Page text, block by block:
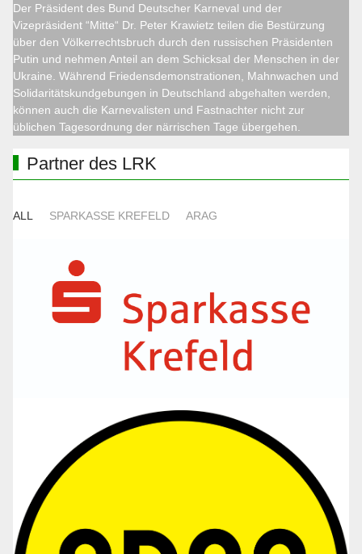
Der Präsident des Bund Deutscher Karneval und der
Vizepräsident “Mitte“ Dr. Peter Krawietz teilen die Bestürzung
über den Völkerrechtsbruch durch den russischen Präsidenten
Putin und nehmen Anteil an dem Schicksal der Menschen in der
Ukraine. Während Friedensdemonstrationen, Mahnwachen und
Solidaritätskundgebungen in Deutschland abgehalten werden,
können auch die Karnevalisten und Fastnachter nicht zur
üblichen Tagesordnung der närrischen Tage übergehen.
Partner des LRK
ALL SPARKASSE KREFELD ARAG